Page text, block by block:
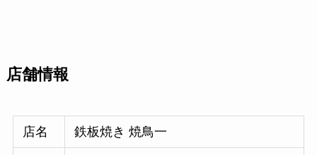
店舗情報
店名 鉄板焼き 焼鳥一